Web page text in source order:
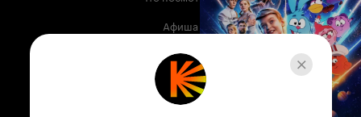
Афиша
Музыка
Телепрограмма